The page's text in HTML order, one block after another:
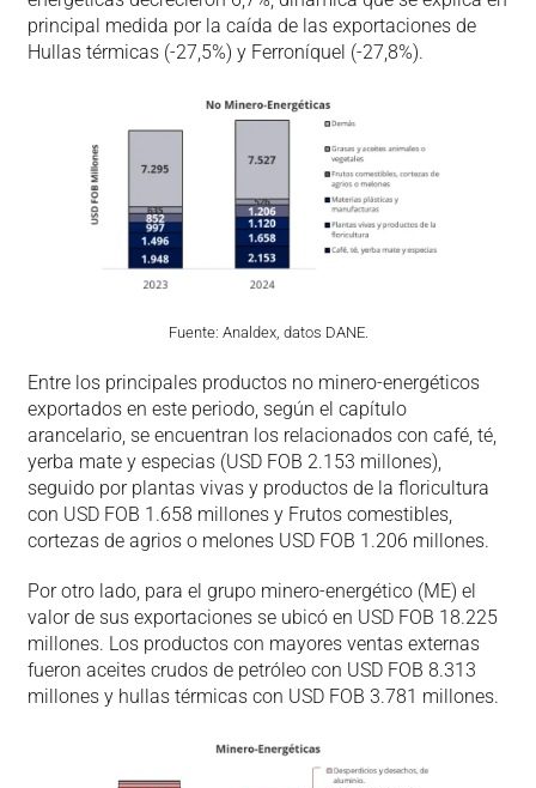
principal medida por la caída de las exportaciones de
Hullas térmicas (-27,5%) y Ferroníquel (-27,8%).
Fuente: Analdex, datos DANE.
Entre los principales productos no minero-energéticos
exportados en este periodo, según el capítulo
arancelario, se encuentran los relacionados con café, té,
yerba mate y especias (USD FOB 2.153 millones),
seguido por plantas vivas y productos de la floricultura
con USD FOB 1.658 millones y Frutos comestibles,
cortezas de agrios o melones USD FOB 1.206 millones.
Por otro lado, para el grupo minero-energético (ME) el
valor de sus exportaciones se ubicó en USD FOB 18.225
millones. Los productos con mayores ventas externas
fueron aceites crudos de petróleo con USD FOB 8.313
millones y hullas térmicas con USD FOB 3.781 millones.